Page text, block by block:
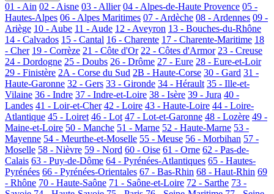
01 - Ain 02 - Aisne 03 - Allier 04 - Alpes-de-Haute Provence 05 -
Hautes-Alpes 06 - Alpes Maritimes 07 - Ardèche 08 - Ardennes 09 -
Ariège 10 - Aube 11 - Aude 12 - Aveyron 13 - Bouches-du-Rhône
14 - Calvados 15 - Cantal 16 - Charente 17 - Charente-Maritime 18
- Cher 19 - Corrèze 21 - Côte d'Or 22 - Côtes d'Armor 23 - Creuse
24 - Dordogne 25 - Doubs 26 - Drôme 27 - Eure 28 - Eure-et-Loir
29 - Finistère 2A - Corse du Sud 2B - Haute-Corse 30 - Gard 31 -
Haute-Garonne 32 - Gers 33 - Gironde 34 - Hérault 35 - Ille-et-
Vilaine 36 - Indre 37 - Indre-et-Loire 38 - Isère 39 - Jura 40 -
Landes 41 - Loir-et-Cher 42 - Loire 43 - Haute-Loire 44 - Loire-
Atlantique 45 - Loiret 46 - Lot 47 - Lot-et-Garonne 48 - Lozère 49 -
Maine-et-Loire 50 - Manche 51 - Marne 52 - Haute-Marne 53 -
Mayenne 54 - Meurthe-et-Moselle 55 - Meuse 56 - Morbihan 57 -
Moselle 58 - Nièvre 59 - Nord 60 - Oise 61 - Orne 62 - Pas-de-
Calais 63 - Puy-de-Dôme 64 - Pyrénées-Atlantiques 65 - Hautes-
Pyrénées 66 - Pyrénées-Orientales 67 - Bas-Rhin 68 - Haut-Rhin 69
- Rhône 70 - Haute-Saône 71 - Saône-et-Loire 72 - Sarthe 73 -